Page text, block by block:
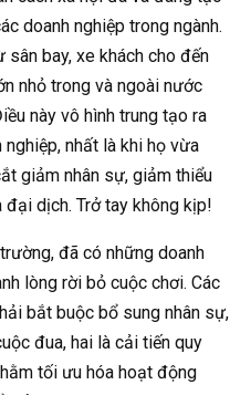
doanh nghiệp trong ngành.
sân bay, xe khách cho đến
nhỏ trong và ngoài nước
này vô hình trung tạo ra
nghiệp, nhất là khi họ vừa
giảm nhân sự, giảm thiểu
dịch. Trở tay không kịp!
đã có những doanh
lòng rời bỏ cuộc chơi. Các
bắt buộc bổ sung nhân sự,
đua, hai là cải tiến quy
tối ưu hóa hoạt động